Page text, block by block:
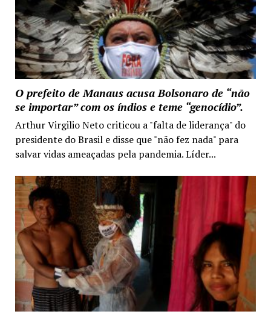
O prefeito de Manaus acusa Bolsonaro de “não
se importar” com os índios e teme “genocídio”.
Arthur Virgilio Neto criticou a "falta de liderança" do
presidente do Brasil e disse que "não fez nada" para
salvar vidas ameaçadas pela pandemia. Líder...